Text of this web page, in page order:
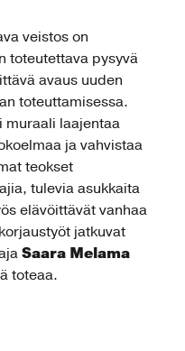
veistos on
toteutettava pysyvä
avaus uuden
toteuttamisessa.
muraali laajentaa
ja vahvistaa
teokset
tulevia asukkaita
elävöittävät vanhaa
jatkuvat
Saara Melama
toteaa.